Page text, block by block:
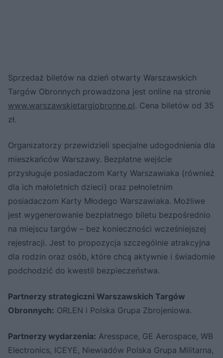
Sprzedaż biletów na dzień otwarty Warszawskich
Targów Obronnych prowadzona jest online na stronie
www.warszawskietargiobronne.pl. Cena biletów od 35
zł.
Organizatorzy przewidzieli specjalne udogodnienia dla
mieszkańców Warszawy. Bezpłatne wejście
przysługuje posiadaczom Karty Warszawiaka (również
dla ich małoletnich dzieci) oraz pełnoletnim
posiadaczom Karty Młodego Warszawiaka. Możliwe
jest wygenerowanie bezpłatnego biletu bezpośrednio
na miejscu targów – bez konieczności wcześniejszej
rejestracji. Jest to propozycja szczególnie atrakcyjna
dla rodzin oraz osób, które chcą aktywnie i świadomie
podchodzić do kwestii bezpieczeństwa.
Partnerzy strategiczni Warszawskich Targów
Obronnych: ORLEN i Polska Grupa Zbrojeniowa.
Partnerzy wydarzenia: Aresspace, GE Aerospace, WB
Electronics, ICEYE, Niewiadów Polska Grupa Militarna,